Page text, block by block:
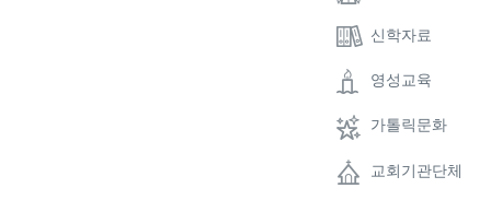
신학자료
영성교육
가톨릭문화
교회기관단체